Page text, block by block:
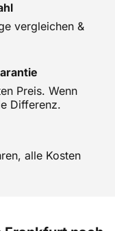
vergleichen &
Preis. Wenn
Differenz.
alle Kosten